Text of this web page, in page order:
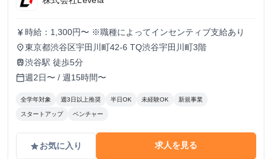
currency_yen 時給：1,300円〜 ※職種によってインセンティブ支給あり
place東京都渋谷区宇田川町42-6 TQ渋谷宇田川町3階
train渋谷駅 徒歩5分
calendar_today週2日〜 / 週15時間〜
全学年対象 週3日以上推奨 半日OK 未経験OK 新規事業
スタートアップ ベンチャー
gradeお気に入り 求人を見る